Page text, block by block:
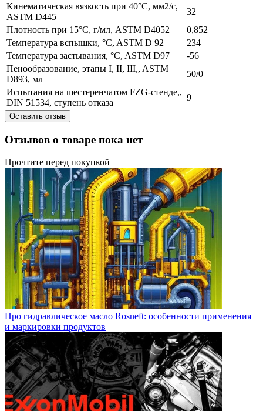
Кинематическая вязкость при 40°C, мм2/с,
ASTM D445
32
Плотность при 15°C, г/мл, ASTM D4052
0,852
Температура вспышки, °C, ASTM D 92
234
Температура застывания, °C, ASTM D97
-56
Пенообразование, этапы I, II, III,, ASTM
D893, мл
50/0
Испытания на шестеренчатом FZG-стенде,,
DIN 51534, ступень отказа
9
Оставить отзыв
Отзывов о товаре пока нет
Прочтите перед покупкой
Про гидравлическое масло Rosneft: особенности применения
и маркировки продуктов